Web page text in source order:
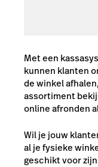
Met een
kunnen klanten
de winkel
assortiment
online afronden
Wil je jouw
al je fysieke
geschikt voor